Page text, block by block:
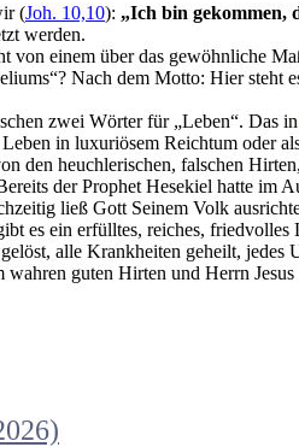
(Joh. 10,10): „Ich bin gekommen,
werden.
von einem über das gewöhnliche
Nach dem Motto: Hier
zwei Wörter für „Leben“. Das in
in luxuriösem Reichtum oder
den heuchlerischen, falschen
der Prophet Hesekiel hatte im
ließ Gott Seinem Volk
es ein erfülltes, reiches,
alle Krankheiten geheilt, jedes
wahren guten Hirten und Herrn